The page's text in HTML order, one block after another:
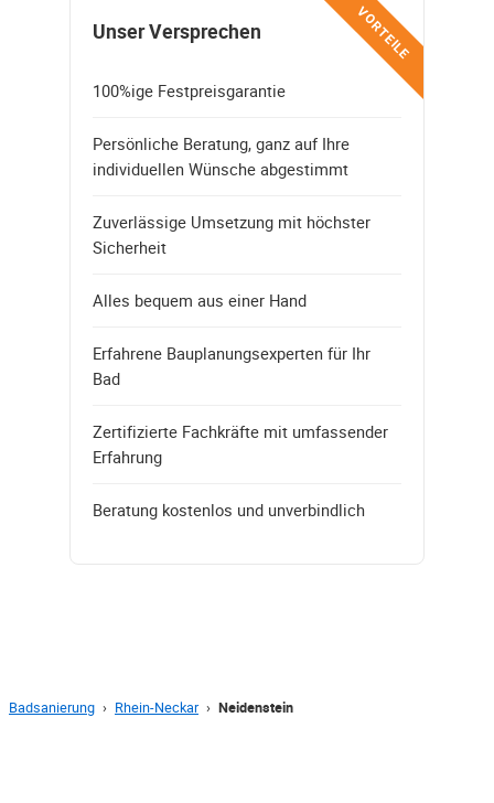
VORTEILE
Unser Versprechen
100%ige Festpreisgarantie
Persönliche Beratung, ganz auf Ihre
individuellen Wünsche abgestimmt
Zuverlässige Umsetzung mit höchster
Sicherheit
Alles bequem aus einer Hand
Erfahrene Bauplanungsexperten für Ihr
Bad
Zertifizierte Fachkräfte mit umfassender
Erfahrung
Beratung kostenlos und unverbindlich
Badsanierung › Rhein-Neckar › Neidenstein